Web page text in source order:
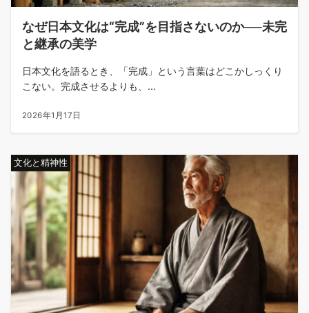
なぜ日本文化は“完成”を目指さないのか──未完
と継承の美学
日本文化を語るとき、「完成」という言葉はどこかしっくり
こない。完成させるよりも、...
2026年1月17日
文化と精神性